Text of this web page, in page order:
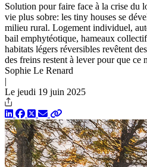
Solution pour faire face à la crise du
vie plus sobre: les tiny houses se
milieu rural. Logement individuel,
bail emphytéotique, hameaux
habitats légers réversibles revêtent
des freins restent à lever pour que ce
Sophie Le Renard
|
Le jeudi 19 juin 2025